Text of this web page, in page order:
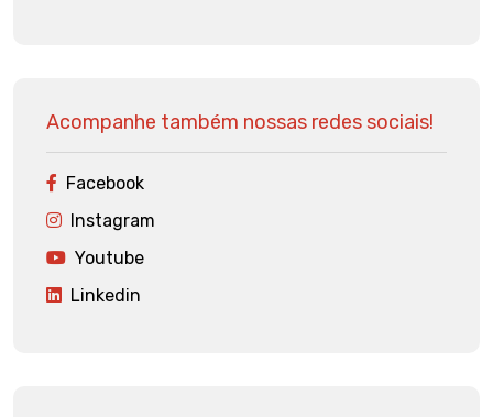
Acompanhe também nossas redes sociais!
Facebook
Instagram
Youtube
Linkedin